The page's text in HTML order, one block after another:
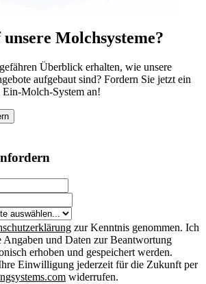
Molchsysteme?
Überblick erhalten, wie unsere
aufgebaut sind? Fordern Sie jetzt ein
Molch-System an!
zur Kenntnis genommen. Ich
Angaben und Daten zur Beantwortung
erhoben und gespeichert werden.
Einwilligung jederzeit für die Zukunft per
widerrufen.